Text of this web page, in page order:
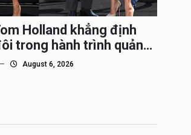
Holland khẳng định
trong hành trình quảng
August 6, 2026